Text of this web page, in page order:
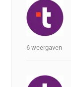
6 weergaven